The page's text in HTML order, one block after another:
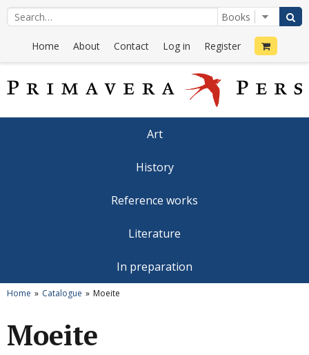
Home About Contact Log in Register
Art
History
Reference works
Literature
In preparation
Home Catalogue Moeite
Moeite